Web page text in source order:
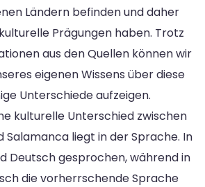
Ländern befinden und daher
Prägungen haben. Trotz
aus den Quellen können wir
eigenen Wissens über diese
Unterschiede aufzeigen.
kulturelle Unterschied zwischen
Salamanca liegt in der Sprache. In
Deutsch gesprochen, während in
die vorherrschende Sprache